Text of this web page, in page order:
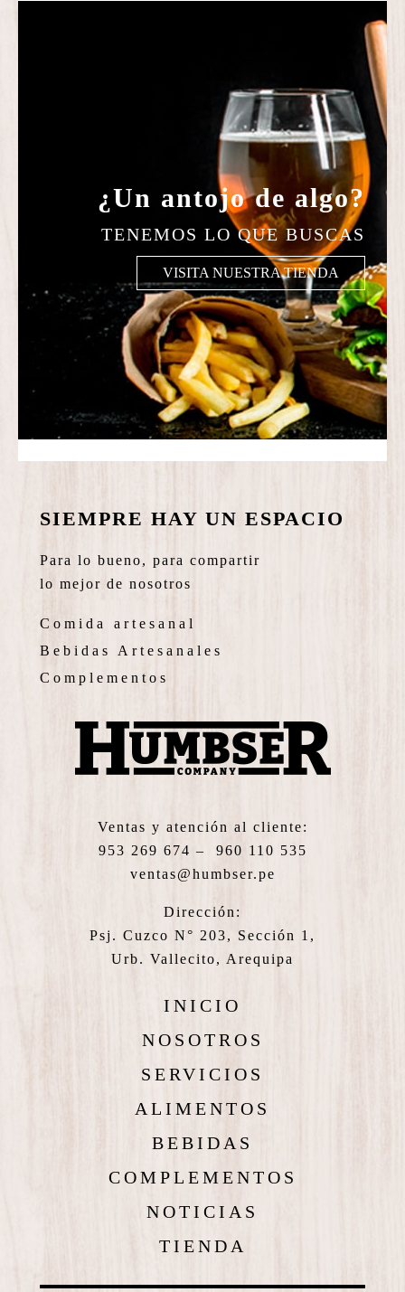
¿Un antojo de algo?
TENEMOS LO QUE BUSCAS
VISITA NUESTRA TIENDA
SIEMPRE HAY UN ESPACIO
Para lo bueno, para compartir
lo mejor de nosotros
Comida artesanal
Bebidas Artesanales
Complementos
Ventas y atención al cliente:
953 269 674 – 960 110 535
ventas@humbser.pe
Dirección:
Psj. Cuzco N° 203, Sección 1,
Urb. Vallecito, Arequipa
INICIO
NOSOTROS
SERVICIOS
ALIMENTOS
BEBIDAS
COMPLEMENTOS
NOTICIAS
TIENDA